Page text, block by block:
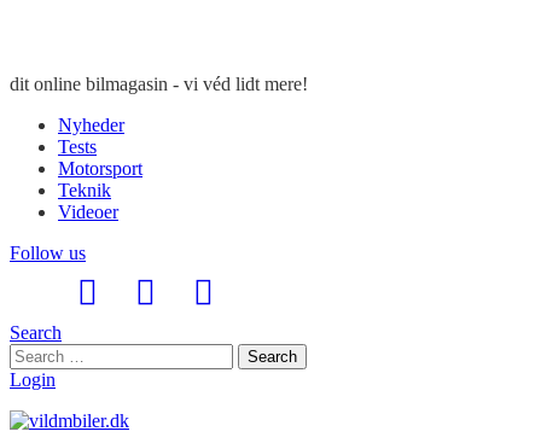
dit online bilmagasin - vi véd lidt mere!
Nyheder
Tests
Motorsport
Teknik
Videoer
Follow us
Search
Search
for:
Search
Login